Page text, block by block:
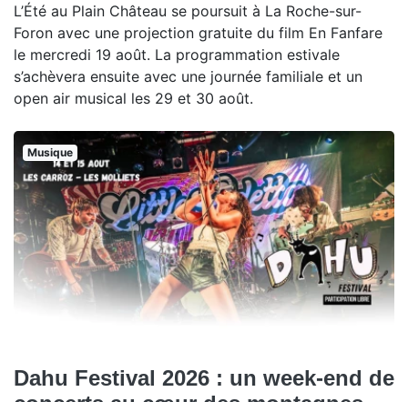
L’Été au Plain Château se poursuit à La Roche-sur-
Foron avec une projection gratuite du film En Fanfare
le mercredi 19 août. La programmation estivale
s’achèvera ensuite avec une journée familiale et un
open air musical les 29 et 30 août.
Musique
Dahu Festival 2026 : un week-end de